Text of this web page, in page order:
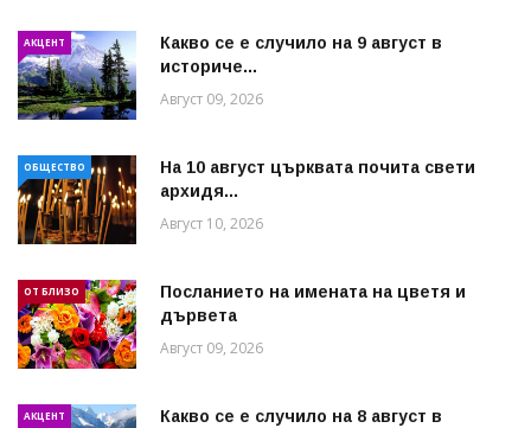
АКЦЕНТ
Какво се е случило на 9 август в
историче...
Август 09, 2026
ОБЩЕСТВО
На 10 август църквата почита свети
архидя...
Август 10, 2026
ОТ БЛИЗО
Посланието на имената на цветя и
дървета
Август 09, 2026
АКЦЕНТ
Какво се е случило на 8 август в